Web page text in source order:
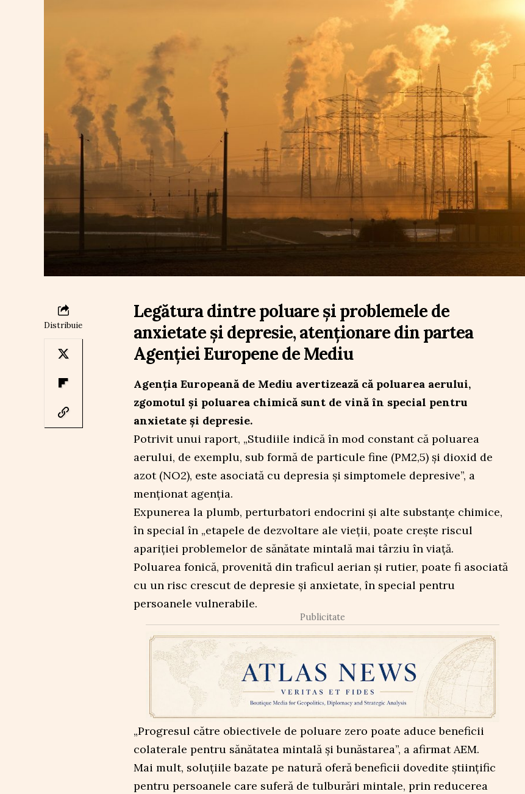
Distribuie
Legătura dintre poluare și problemele de
anxietate și depresie, atenționare din partea
Agenției Europene de Mediu
Agenția Europeană de Mediu avertizează că poluarea aerului,
zgomotul și poluarea chimică sunt de vină în special pentru
anxietate și depresie.
Potrivit unui raport, „Studiile indică în mod constant că poluarea
aerului, de exemplu, sub formă de particule fine (PM2,5) și dioxid de
azot (NO2), este asociată cu depresia și simptomele depresive”, a
menționat agenția.
Expunerea la plumb, perturbatori endocrini și alte substanțe chimice,
în special în „etapele de dezvoltare ale vieții, poate crește riscul
apariției problemelor de sănătate mintală mai târziu în viață.
Poluarea fonică, provenită din traficul aerian și rutier, poate fi asociată
cu un risc crescut de depresie și anxietate, în special pentru
persoanele vulnerabile.
Publicitate
„Progresul către obiectivele de poluare zero poate aduce beneficii
colaterale pentru sănătatea mintală și bunăstarea”, a afirmat AEM.
Mai mult, soluțiile bazate pe natură oferă beneficii dovedite științific
pentru persoanele care suferă de tulburări mintale, prin reducerea